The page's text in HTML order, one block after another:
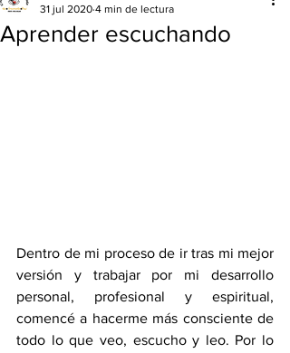
Aprender escuchando
31 jul 2020 4 min de lectura
Dentro de mi proceso de ir tras mi mejor
versión y trabajar por mi desarrollo
personal, profesional y espiritual,
comencé a hacerme más consciente de
todo lo que veo, escucho y leo. Por lo